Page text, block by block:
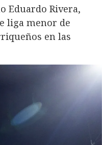
Eduardo Rivera,
liga menor de
en las